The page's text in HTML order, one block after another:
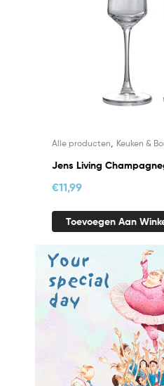
Alle producten, Keuken &
Jens Living
€11,99
Toevoegen Aan